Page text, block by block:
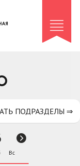
ПОДРАЗДЕЛЫ ⇒
Вс